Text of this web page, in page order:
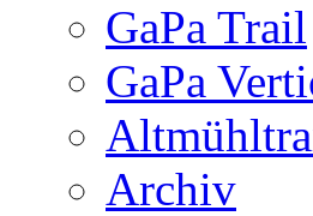
GaPa Trail
GaPa
Archiv